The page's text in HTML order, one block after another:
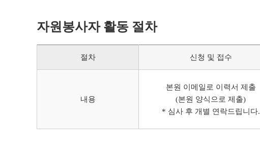
자원봉사자 활동 절차
절차 신청 및 접수
내용
본원 이메일로 이력서 제출
(본원 양식으로 제출)
* 심사 후 개별 연락드립니다.